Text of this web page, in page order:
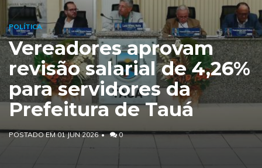
POLÍTICA
Vereadores aprovam
revisão salarial de 4,26%
para servidores da
Prefeitura de Tauá
POSTADO EM 01 JUN 2026 0